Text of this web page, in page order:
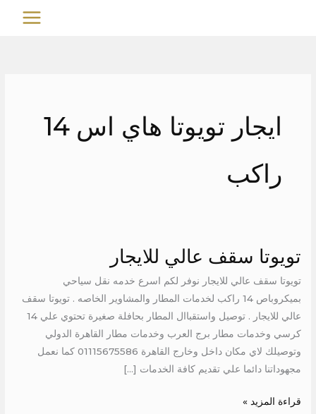
MAIN
ايجار تويوتا هاي اس 14
راكب
تويوتا سقف عالي للايجار
تويوتا سقف عالي للايجار نوفر لكم اسرع خدمه نقل سياحي
بميكروباص 14 راكب لخدمات المطار والمشاوير الخاصه . تويوتا سقف
عالي للايجار . توصيل واستقباال المطار بحافلة صغيرة تحتوي علي 14
كرسي وخدمات مطار برج العرب وخدمات مطار القاهرة الدولي
وتوصيلك لاي مكان داخل وخارج القاهرة 01115675586 كما نعمل
مجهوداتنا دائما علي تقديم كافة الخدمات […]
تويوتا
سقف
عالي
للايجار
قراءة المزيد »